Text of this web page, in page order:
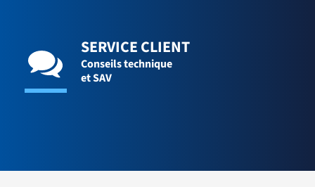
SERVICE CLIENT
Conseils technique
et SAV